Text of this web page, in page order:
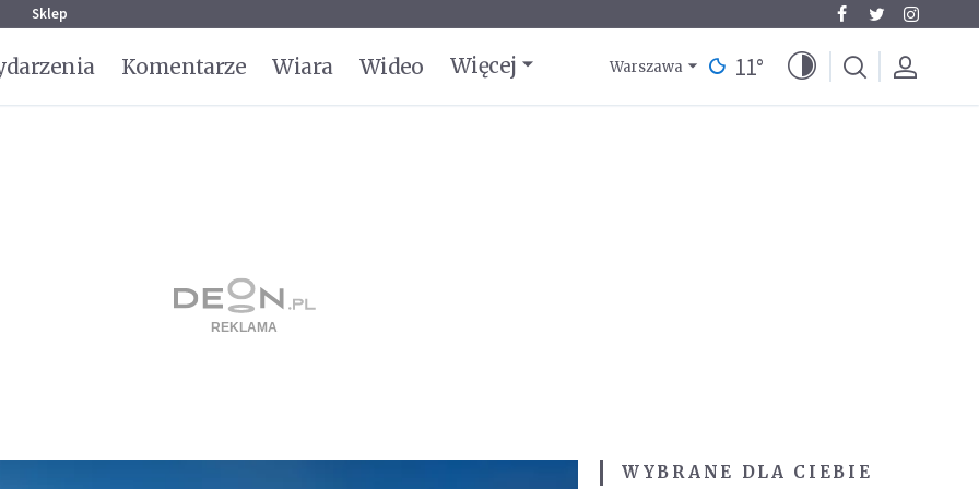
Sklep
Komentarze Wiara Wideo Więcej Warszawa 11°
WYBRANE DLA CIEBIE